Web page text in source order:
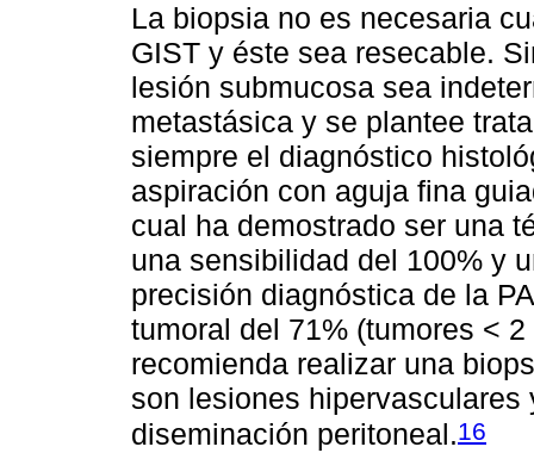
La biopsia no es necesaria
GIST y éste sea resecable.
lesión submucosa sea
metastásica y se plantee
siempre el diagnóstico
aspiración con aguja fina
cual ha demostrado ser una
una sensibilidad del 100% y
precisión diagnóstica de la
tumoral del 71% (tumores <
recomienda realizar una
son lesiones
diseminación peritoneal.16